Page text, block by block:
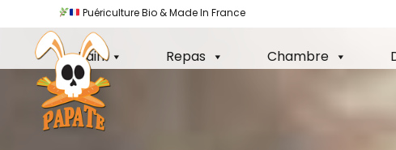
Puériculture Bio & Made In France
Bain Repas Chambre